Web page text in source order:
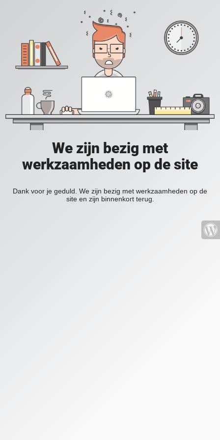
We zijn bezig met
werkzaamheden op de site
Dank voor je geduld. We zijn bezig met werkzaamheden op de
site en zijn binnenkort terug.